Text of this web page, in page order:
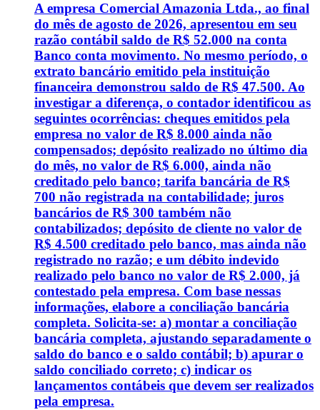
A empresa Comercial Amazonia Ltda., ao final
do mês de agosto de 2026, apresentou em seu
razão contábil saldo de R$ 52.000 na conta
Banco conta movimento. No mesmo período, o
extrato bancário emitido pela instituição
financeira demonstrou saldo de R$ 47.500. Ao
investigar a diferença, o contador identificou as
seguintes ocorrências: cheques emitidos pela
empresa no valor de R$ 8.000 ainda não
compensados; depósito realizado no último dia
do mês, no valor de R$ 6.000, ainda não
creditado pelo banco; tarifa bancária de R$
700 não registrada na contabilidade; juros
bancários de R$ 300 também não
contabilizados; depósito de cliente no valor de
R$ 4.500 creditado pelo banco, mas ainda não
registrado no razão; e um débito indevido
realizado pelo banco no valor de R$ 2.000, já
contestado pela empresa. Com base nessas
informações, elabore a conciliação bancária
completa. Solicita-se: a) montar a conciliação
bancária completa, ajustando separadamente o
saldo do banco e o saldo contábil; b) apurar o
saldo conciliado correto; c) indicar os
lançamentos contábeis que devem ser realizados
pela empresa.